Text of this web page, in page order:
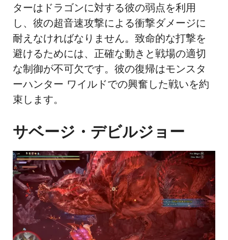
ターはドラゴンに対する彼の弱点を利用
し、彼の超音速攻撃による衝撃ダメージに
耐えなければなりません。致命的な打撃を
避けるためには、正確な動きと戦場の適切
な制御が不可欠です。彼の復帰はモンスタ
ーハンター ワイルドでの興奮した戦いを約
束します。
サベージ・デビルジョー